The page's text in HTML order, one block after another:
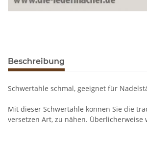
Beschreibung
Schwertahle schmal, geeignet für
Mit dieser Schwertahle können Sie die
versetzen Art, zu nähen.